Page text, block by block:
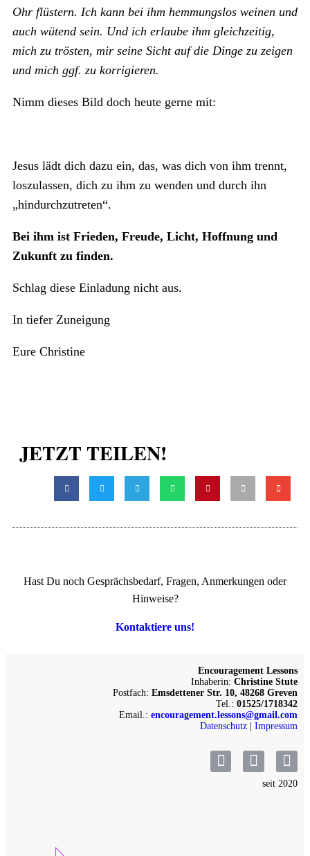
Ohr flüstern. Ich kann bei ihm hemmungslos weinen und
auch wütend sein. Und ich erlaube ihm gleichzeitig,
mich zu trösten, mir seine Sicht auf die Dinge zu zeigen
und mich ggf. zu korrigieren.
Nimm dieses Bild doch heute gerne mit:
Jesus lädt dich dazu ein, das, was dich von ihm trennt,
loszulassen, dich zu ihm zu wenden und durch ihn
„hindurchzutreten“.
Bei ihm ist Frieden, Freude, Licht, Hoffnung und
Zukunft zu finden.
Schlag diese Einladung nicht aus.
In tiefer Zuneigung
Eure Christine
JETZT TEILEN!
Hast Du noch Gesprächsbedarf, Fragen, Anmerkungen oder
Hinweise?
Kontaktiere uns!
Encouragement Lessons
Inhaberin: Christine Stute
Postfach: Emsdettener Str. 10, 48268 Greven
Tel.: 01525/1718342
Email.: encouragement.lessons@gmail.com
Datenschutz
Impressum
seit 2020